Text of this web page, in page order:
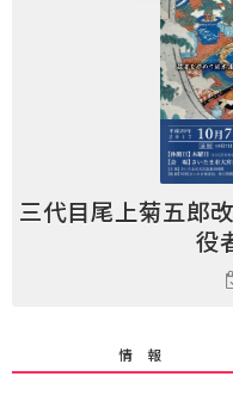
三代目尾上菊五郎
役
情 報